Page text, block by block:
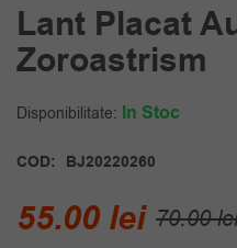
Lant Placat
Zoroastrism
Disponibilitate: In Stoc
COD: BJ20220260
70.00lei
55.00 lei